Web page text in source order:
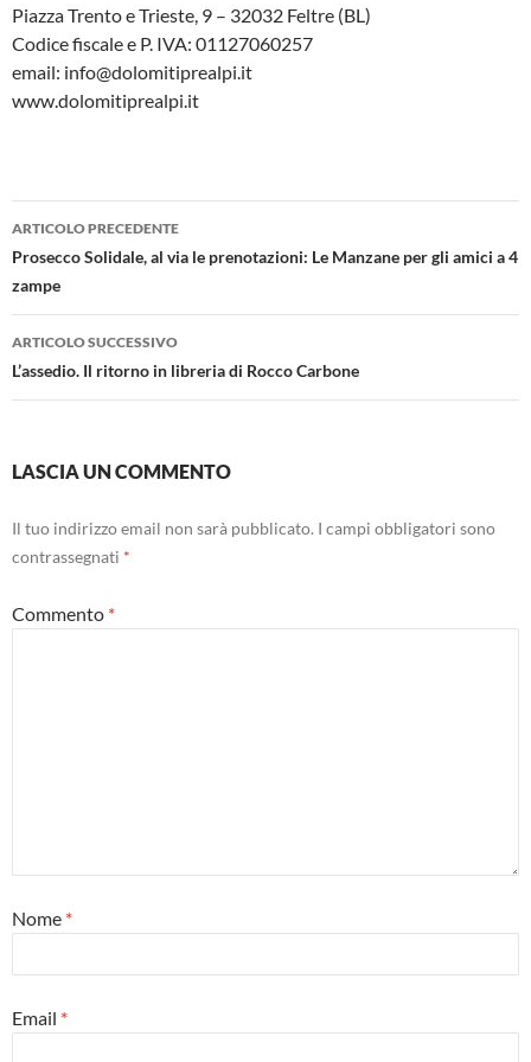
Piazza Trento e Trieste, 9 – 32032 Feltre (BL)
Codice fiscale e P. IVA: 01127060257
email: info@dolomitiprealpi.it
www.dolomitiprealpi.it
Navigazione
articolo
ARTICOLO PRECEDENTE
Prosecco Solidale, al via le prenotazioni: Le Manzane per gli amici a 4
zampe
ARTICOLO SUCCESSIVO
L’assedio. Il ritorno in libreria di Rocco Carbone
LASCIA UN COMMENTO
Il tuo indirizzo email non sarà pubblicato. I campi obbligatori sono
contrassegnati *
Commento *
Nome *
Email *